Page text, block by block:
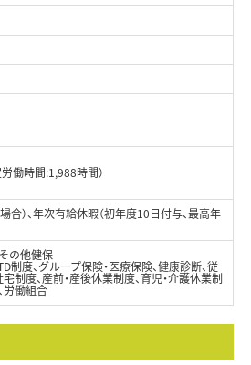
働時間:1,988時間）
）、年次有給休暇（初年度10日付与、最高年
の他健保
制度、グループ保険・医療保険、健康診断、従
制度、産前・産後休業制度、育児・介護休業制
労働組合